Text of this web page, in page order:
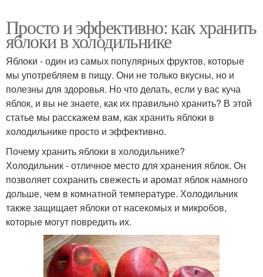
Просто и эффективно: как хранить
яблоки в холодильнике
Яблоки - один из самых популярных фруктов, которые
мы употребляем в пищу. Они не только вкусны, но и
полезны для здоровья. Но что делать, если у вас куча
яблок, и вы не знаете, как их правильно хранить? В этой
статье мы расскажем вам, как хранить яблоки в
холодильнике просто и эффективно.
Почему хранить яблоки в холодильнике?
Холодильник - отличное место для хранения яблок. Он
позволяет сохранить свежесть и аромат яблок намного
дольше, чем в комнатной температуре. Холодильник
также защищает яблоки от насекомых и микробов,
которые могут повредить их.